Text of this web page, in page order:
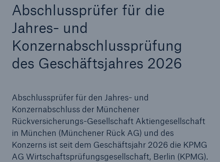
Abschlussprüfer für die
Jahres- und
Konzernabschlussprüfung
des Geschäftsjahres 2026
Abschlussprüfer für den Jahres- und
Konzernabschluss der Münchener
Rückversicherungs-Gesellschaft Aktiengesellschaft
in München (Münchener Rück AG) und des
Konzerns ist seit dem Geschäftsjahr 2026 die KPMG
AG Wirtschaftsprüfungsgesellschaft, Berlin (KPMG).
Our expert perspective for insurance